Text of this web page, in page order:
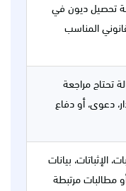
تحصيل ديون في
المناسب
تحتاج مراجعة
دعوى، أو دفاع
الإثباتات، بيانات
مطالبات مرتبطة